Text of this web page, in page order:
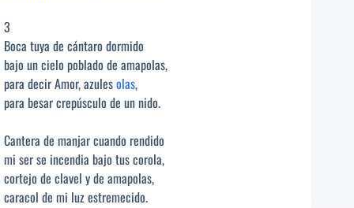
3
Boca tuya de cántaro dormido
bajo un cielo poblado de amapolas,
para decir Amor, azulesolas,
para besar crepúsculo de un nido.
Cantera de manjar cuando rendido
mi ser se incendia bajo tus corola,
cortejo de clavel y de amapolas,
caracol de mi luz estremecido.